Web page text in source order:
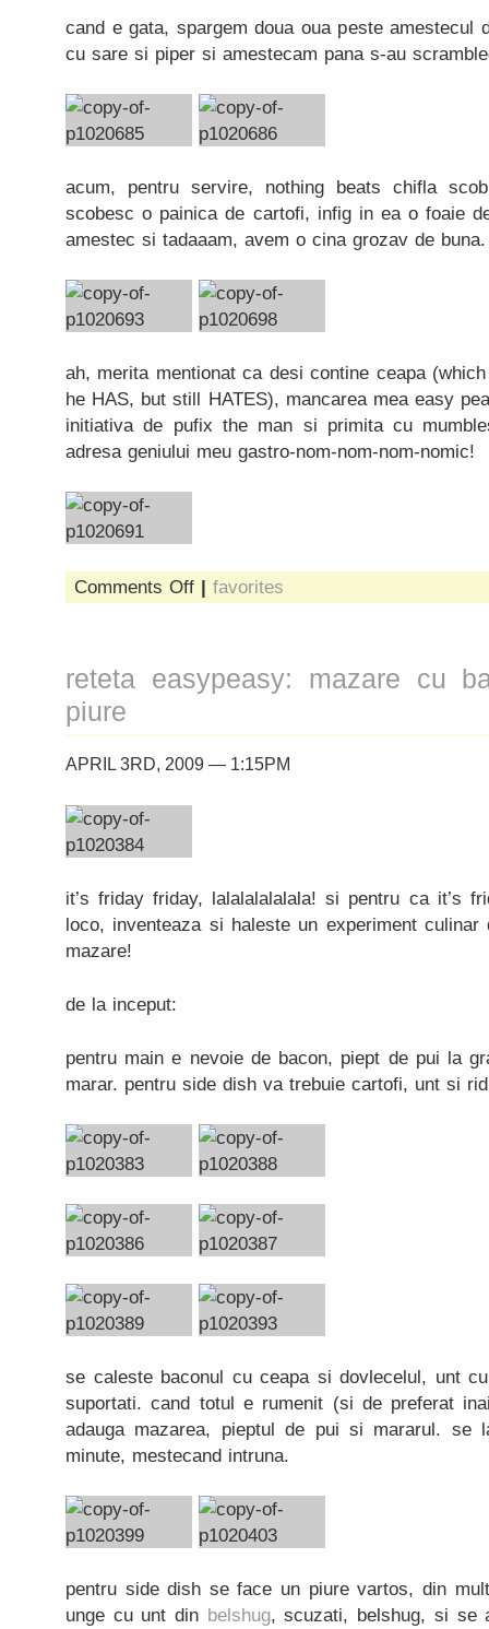
cand e gata, spargem doua oua peste amestecul
cu sare si piper si amestecam pana s-au
acum, pentru servire, nothing beats chifla
scobesc o painica de cartofi, infig in ea o foaie
amestec si tadaaam, avem o cina grozav de buna.
ah, merita mentionat ca desi contine ceapa
he HAS, but still HATES), mancarea mea easy
initiativa de pufix the man si primita cu
adresa geniului meu gastro-nom-nom-nom-nomic!
Comments Offon
reteta
haz
| favorites
reteta easypeasy: mazare cu
piure
APRIL 3RD, 2009 — 1:15PM
it’s friday friday, lalalalalalala! si pentru ca it’s
loco, inventeaza si haleste un experiment
mazare!
de la inceput:
pentru main e nevoie de bacon, piept de pui la
marar. pentru side dish va trebuie cartofi, unt si
se caleste baconul cu ceapa si dovlecelul, unt
suportati. cand totul e rumenit (si de preferat
adauga mazarea, pieptul de pui si mararul. se
minute, mestecand intruna.
pentru side dish se face un piure vartos, din
unge cu unt din belshug, scuzati, belshug, si se